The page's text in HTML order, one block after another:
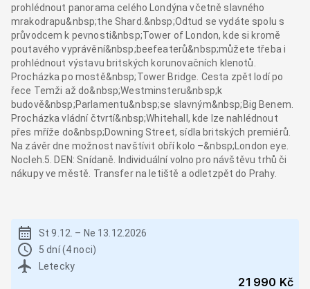
prohlédnout panorama celého Londýna včetně slavného
mrakodrapu&nbsp;the Shard.&nbsp;Odtud se vydáte spolu s
průvodcem k pevnosti&nbsp;Tower of London, kde si kromě
poutavého vyprávění&nbsp;beefeaterů&nbsp;můžete třeba i
prohlédnout výstavu britských korunovačních klenotů.
Procházka po mostě&nbsp;Tower Bridge. Cesta zpět lodí po
řece Temži až do&nbsp;Westminsteru&nbsp;k
budově&nbsp;Parlamentu&nbsp;se slavným&nbsp;Big Benem.
Procházka vládní čtvrtí&nbsp;Whitehall, kde lze nahlédnout
přes mříže do&nbsp;Downing Street, sídla britských premiérů.
Na závěr dne možnost navštívit obří kolo –&nbsp;London eye.
Nocleh.5. DEN: Snídaně. Individuální volno pro návštěvu trhů či
nákupy ve městě. Transfer na letiště a odletzpět do Prahy.
St 9.12. – Ne 13.12.2026
5 dní (4 noci)
Letecky
21 990 Kč